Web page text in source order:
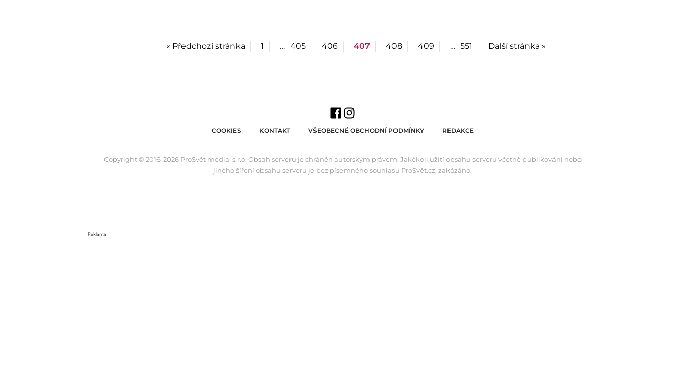
« Předchozí stránka 1 … 405 406 407 408 409 … 551 Další stránka »
COOKIES KONTAKT VŠEOBECNÉ OBCHODNÍ PODMÍNKY REDAKCE
Copyright © 2016-2026 ProSvět media, s.r.o. Obsah serveru je chráněn autorským právem. Jakékoli užití obsahu serveru včetně publikování nebo
jiného šíření obsahu serveru je bez písemného souhlasu ProSvět.cz, zakázáno.
Reklama